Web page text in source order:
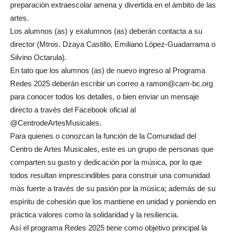
preparación extraescolar amena y divertida en el ámbito de las
artes.
Los alumnos (as) y exalumnos (as) deberán contacta a su
director (Mtros. Dzaya Castillo, Emiliano López-Guadarrama o
Silvino Octarula).
En tato que los alumnos (as) de nuevo ingreso al Programa
Redes 2025 deberán escribir un correo a ramon@cam-bc.org
para conocer todos los detalles, o bien enviar un mensaje
directo a través del Facebook oficial al
@CentrodeArtesMusicales.
Para quienes o conozcan la función de la Comunidad del
Centro de Artes Musicales, este es un grupo de personas que
comparten su gusto y dedicación por la música, por lo que
todos resultan imprescindibles para construir una comunidad
más fuerte a través de su pasión por la música; además de su
espíritu de cohesión que los mantiene en unidad y poniendo en
práctica valores como la solidaridad y la resiliencia.
Así el programa Redes 2025 tiene como objetivo principal la